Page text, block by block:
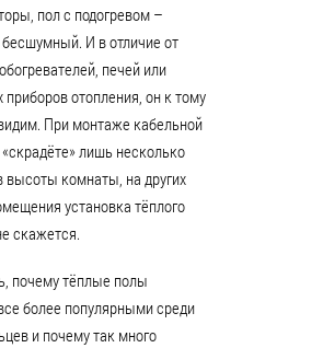
пол с подогревом –
И в отличие от
печей или
приборов отопления, он к тому
При монтаже кабельной
лишь несколько
высоты комнаты, на других
установка тёплого
скажется.
почему тёплые полы
более популярными среди
и почему так много